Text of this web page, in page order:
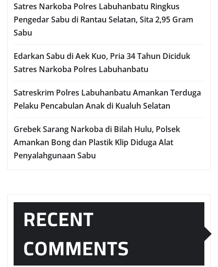
Satres Narkoba Polres Labuhanbatu Ringkus
Pengedar Sabu di Rantau Selatan, Sita 2,95 Gram
Sabu
Edarkan Sabu di Aek Kuo, Pria 34 Tahun Diciduk
Satres Narkoba Polres Labuhanbatu
Satreskrim Polres Labuhanbatu Amankan Terduga
Pelaku Pencabulan Anak di Kualuh Selatan
Grebek Sarang Narkoba di Bilah Hulu, Polsek
Amankan Bong dan Plastik Klip Diduga Alat
Penyalahgunaan Sabu
RECENT
COMMENTS